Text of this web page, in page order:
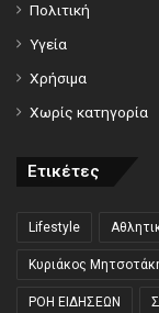
Πολιτική
Υγεία
Χρήσιμα
Χωρίς κατηγορία
Ετικέτες
Lifestyle
Κυριάκος
ΡΟΗ ΕΙΔΗΣΕΩΝ